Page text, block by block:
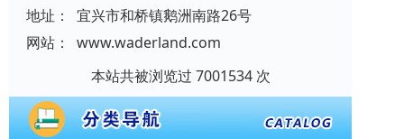
地址：
宜兴市和桥镇鹅洲南路26号
网站：
www.waderland.com
本站共被浏览过 7001534 次